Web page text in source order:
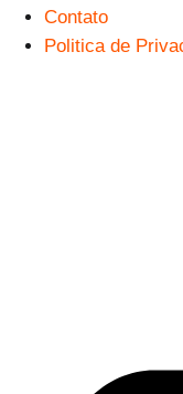
Contato
Politica de